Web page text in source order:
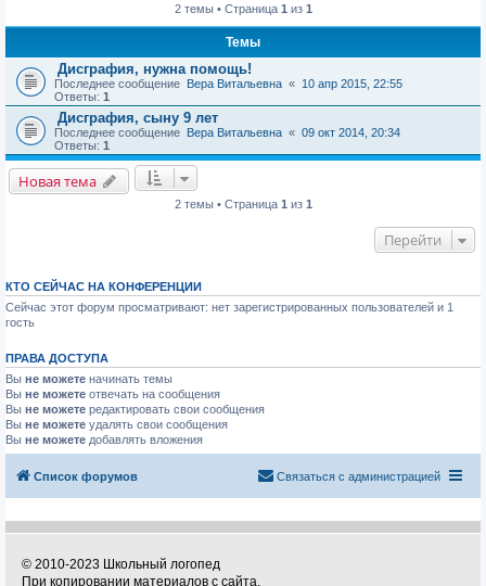
2 темы • Страница 1 из 1
Темы
Дисграфия, нужна помощь!
Последнее сообщение Вера Витальевна « 10 апр 2015, 22:55
Ответы: 1
Дисграфия, сыну 9 лет
Последнее сообщение Вера Витальевна « 09 окт 2014, 20:34
Ответы: 1
Новая тема
2 темы • Страница 1 из 1
Перейти
КТО СЕЙЧАС НА КОНФЕРЕНЦИИ
Сейчас этот форум просматривают: нет зарегистрированных пользователей и 1
гость
ПРАВА ДОСТУПА
Вы не можете начинать темы
Вы не можете отвечать на сообщения
Вы не можете редактировать свои сообщения
Вы не можете удалять свои сообщения
Вы не можете добавлять вложения
Список форумов Связаться с администрацией
© 2010-2023 Школьный логопед
При копировании материалов с сайта,